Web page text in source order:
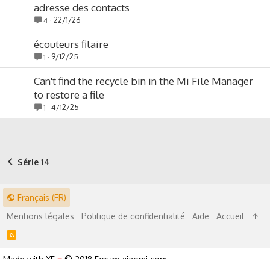
adresse des contacts
4 22/1/26
écouteurs filaire
1 9/12/25
Can't find the recycle bin in the Mi File Manager
to restore a file
1 4/12/25
Série 14
Français (FR)
Mentions légales
Politique de confidentialité Aide Accueil
R